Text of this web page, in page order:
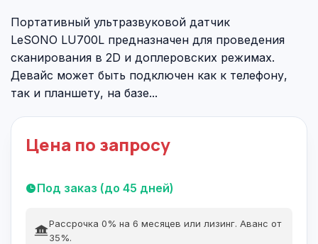
Портативный ультразвуковой датчик
LeSONO LU700L предназначен для проведения
сканирования в 2D и доплеровских режимах.
Девайс может быть подключен как к телефону,
так и планшету, на базе...
Цена по запросу
Под заказ (до 45 дней)
Рассрочка 0% на 6 месяцев или лизинг. Аванс от
35%.